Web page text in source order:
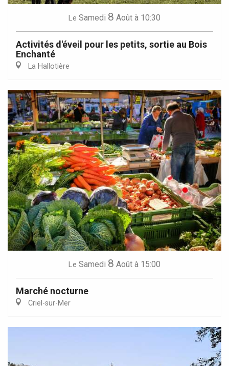
Le Samedi 8 Août à 10:30
Activités d'éveil pour les petits, sortie au Bois
Enchanté
La Hallotière
Le Samedi 8 Août à 15:00
Marché nocturne
Criel-sur-Mer